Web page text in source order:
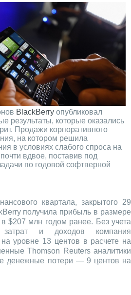
BlackBerry опубликовал
результаты, которые оказались
Продажи корпоративного
на котором решила
в условиях слабого спроса на
вдвое, поставив под
по годовой софтверной
квартала, закрытого 29
получила прибыль в размере
$207 млн годом ранее. Без учета
затрат и доходов компания
уровне 13 центов в расчете на
Thomson Reuters аналитики
денежные потери — 9 центов на